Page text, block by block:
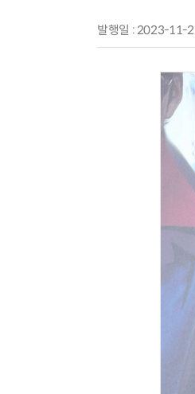
발행일 : 2023-11-